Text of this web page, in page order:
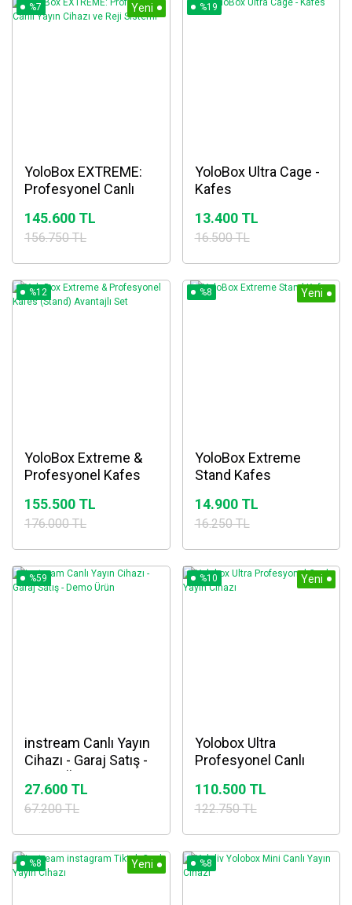
%7 Yeni
YoloBox EXTREME:
Profesyonel Canlı
Sistemi
145.600 TL
156.750 TL
%19
YoloBox Ultra Cage -
Kafes
13.400 TL
16.500 TL
%12
YoloBox Extreme &
Profesyonel Kafes
155.500 TL
176.000 TL
%8 Yeni
YoloBox Extreme
Stand Kafes
14.900 TL
16.250 TL
%59
instream Canlı Yayın
Cihazı - Garaj Satış -
27.600 TL
67.200 TL
%10 Yeni
Yolobox Ultra
Profesyonel Canlı
110.500 TL
122.750 TL
%8 Yeni %8